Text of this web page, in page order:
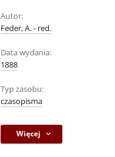
Autor:
Feder, A. - red.
Data wydania:
1888
Typ zasobu:
czasopisma
Więcej